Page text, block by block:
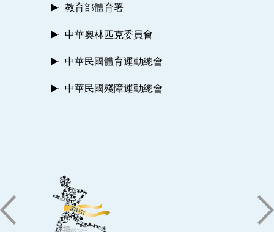
教育部體育署
中華奧林匹克委員會
中華民國體育運動總會
中華民國殘障運動總會